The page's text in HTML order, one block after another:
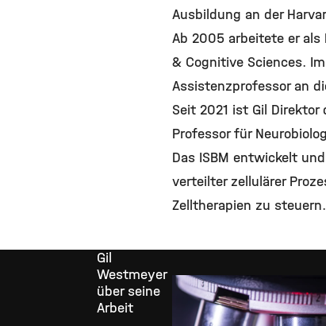
Ausbildung an der
Ab 2005 arbeitete er als
& Cognitive Sciences.
Assistenzprofessor an
Seit 2021 ist Gil
Professor für
Das ISBM entwickelt
verteilter zellulärer
Zelltherapien zu steuern.
Gil
Westmeyer
über seine
Arbeit